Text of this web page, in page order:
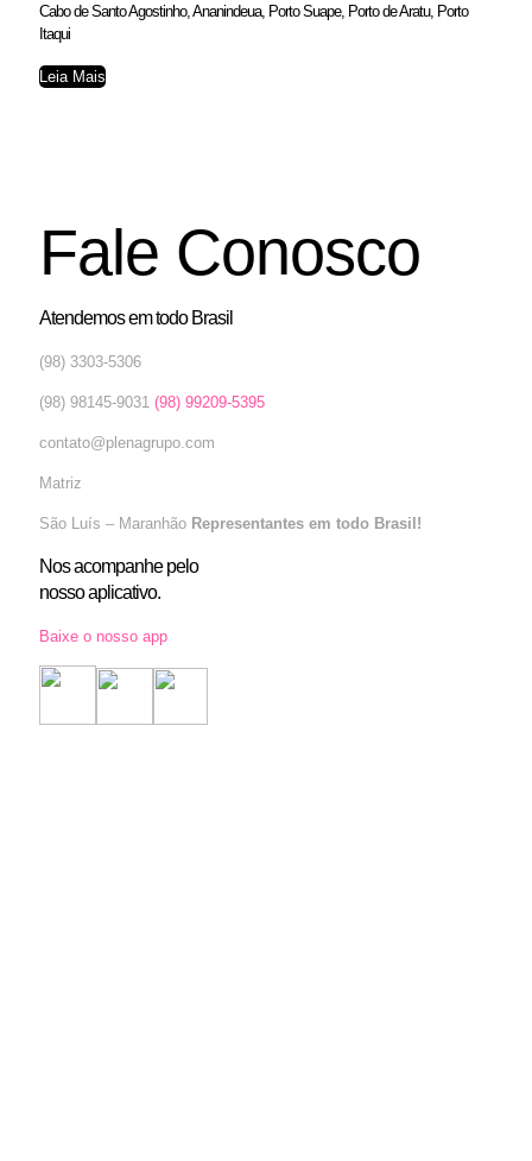
Cabo de Santo Agostinho, Ananindeua, Porto Suape, Porto de Aratu, Porto
Itaqui
Leia Mais
Fale Conosco
Atendemos em todo Brasil
(98) 3303-5306
(98) 98145-9031 (98) 99209-5395
contato@plenagrupo.com
Matriz
São Luís – Maranhão Representantes em todo Brasil!
Nos acompanhe pelo
nosso aplicativo.
Baixe o nosso app